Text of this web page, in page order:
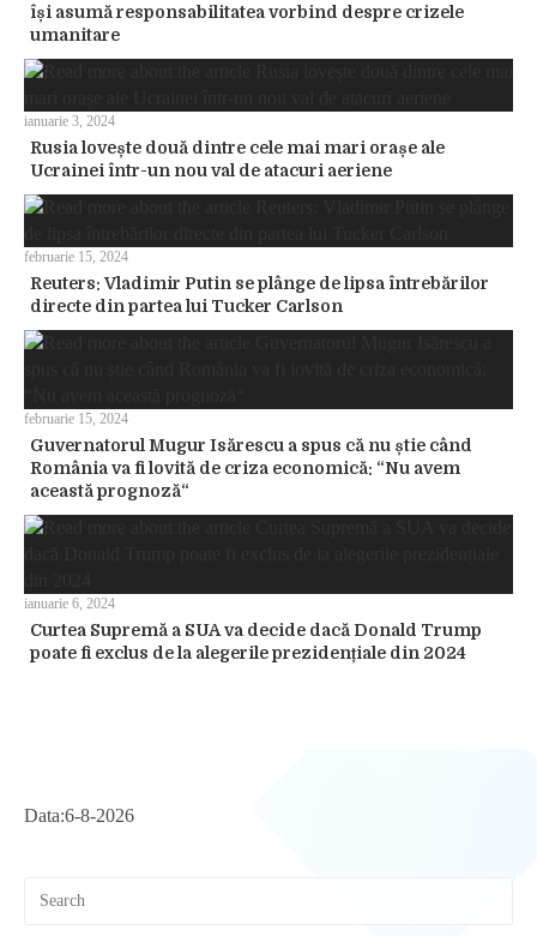
își asumă responsabilitatea vorbind despre crizele
umanitare
Rusia lovește două dintre cele mai mari orașe ale
Ucrainei într-un nou val de atacuri aeriene
ianuarie 3, 2024
Reuters: Vladimir Putin se plânge de lipsa întrebărilor
directe din partea lui Tucker Carlson
februarie 15, 2024
Guvernatorul Mugur Isărescu a spus că nu știe când
România va fi lovită de criza economică: “Nu avem
această prognoză“
februarie 15, 2024
Curtea Supremă a SUA va decide dacă Donald Trump
poate fi exclus de la alegerile prezidențiale din 2024
ianuarie 6, 2024
Data:6-8-2026